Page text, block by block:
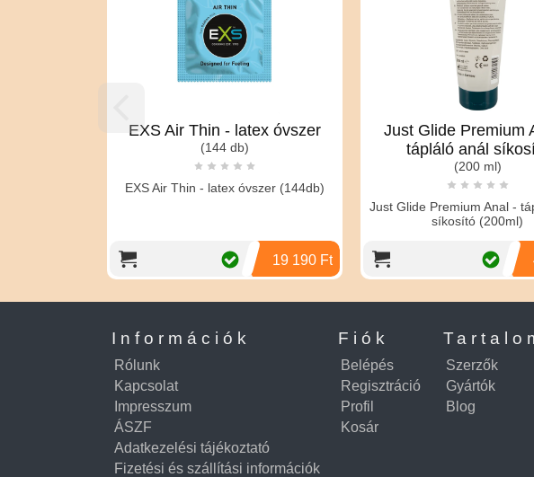
EXS Air Thin - latex óvszer
EXS Air Thin - latex óvszer (144db)
19 190 Ft
Just Glide Premium Anal -
tápláló anál síkosító
Just Glide Premium Anal - tápláló anál
síkosító (200ml)
4 590 Ft
Információk
Rólunk
Kapcsolat
Impresszum
ÁSZF
Adatkezelési tájékoztató
Fizetési és szállítási információk
Fiók
Belépés
Regisztráció
Profil
Kosár
Szerzők
Gyártók
Blog